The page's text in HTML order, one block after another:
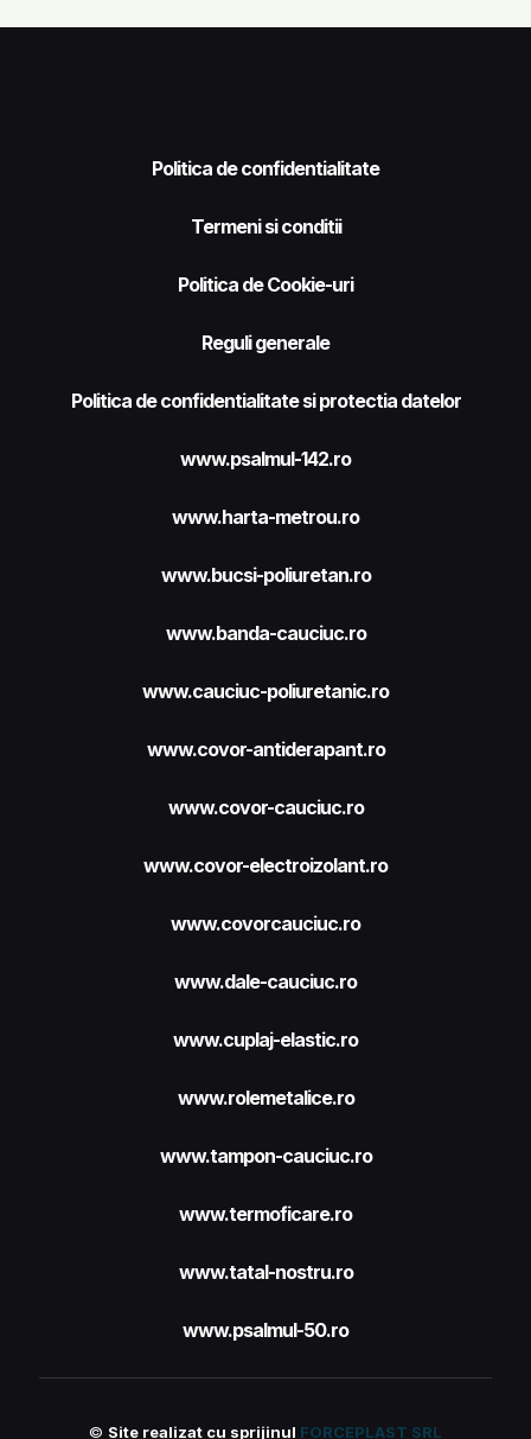
Politica de confidentialitate
Termeni si conditii
Politica de Cookie-uri
Reguli generale
Politica de confidentialitate si protectia datelor
www.psalmul-142.ro
www.harta-metrou.ro
www.bucsi-poliuretan.ro
www.banda-cauciuc.ro
www.cauciuc-poliuretanic.ro
www.covor-antiderapant.ro
www.covor-cauciuc.ro
www.covor-electroizolant.ro
www.covorcauciuc.ro
www.dale-cauciuc.ro
www.cuplaj-elastic.ro
www.rolemetalice.ro
www.tampon-cauciuc.ro
www.termoficare.ro
www.tatal-nostru.ro
www.psalmul-50.ro
© Site realizat cu sprijinul FORCEPLAST SRL